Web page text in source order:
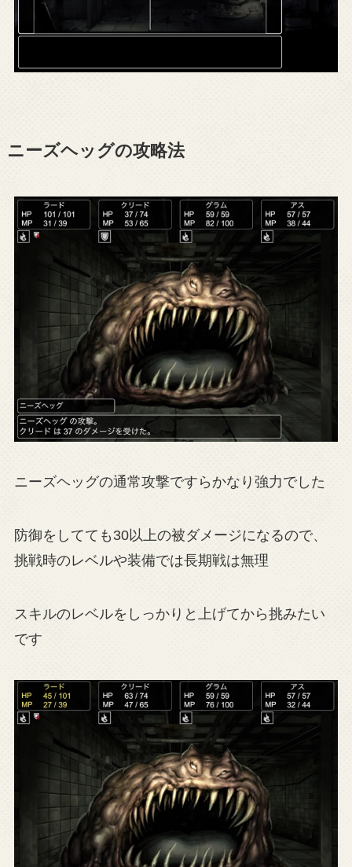
ニーズヘッグの攻略法
ニーズヘッグの通常攻撃ですらかなり強力でした
防御をしてても30以上の被ダメージになるので、
挑戦時のレベルや装備では長期戦は無理
スキルのレベルをしっかりと上げてから挑みたい
です